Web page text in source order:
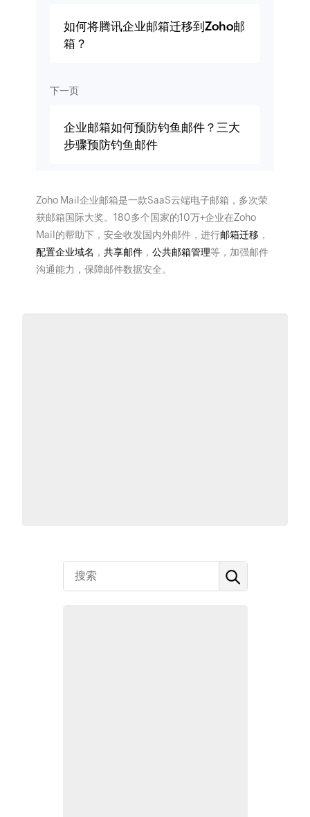
如何将腾讯企业邮箱迁移到Zoho邮
箱？
下一页
企业邮箱如何预防钓鱼邮件？三大
步骤预防钓鱼邮件
Zoho Mail企业邮箱是一款SaaS云端电子邮箱，多次荣
获邮箱国际大奖。180多个国家的10万+企业在Zoho
Mail的帮助下，安全收发国内外邮件，进行邮箱迁移 ，
配置企业域名 ， 共享邮件， 公共邮箱管理等，加强邮件
沟通能力，保障邮件数据安全。